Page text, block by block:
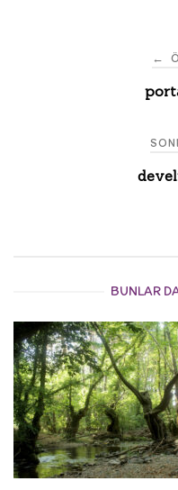
←
BUNLAR